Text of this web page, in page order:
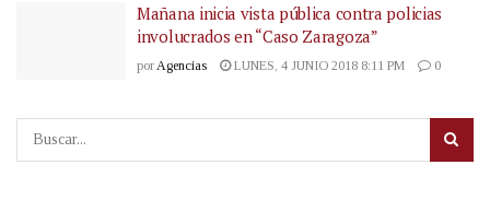
Mañana inicia vista pública contra policias
involucrados en “Caso Zaragoza”
por Agencias LUNES, 4 JUNIO 2018 8:11 PM 0